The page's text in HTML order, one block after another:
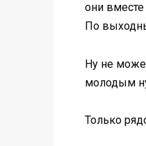
они вместе
По
Ну не
молодым
Только